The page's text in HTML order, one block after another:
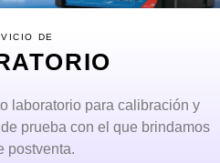
DE
laboratorio para calibración y
prueba con el que brindamos
postventa.